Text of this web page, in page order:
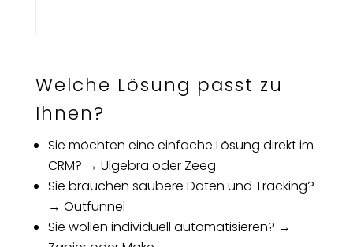
Welche Lösung passt zu
Ihnen?
Sie möchten eine einfache Lösung direkt im
CRM? → Ulgebra oder Zeeg
Sie brauchen saubere Daten und Tracking?
→ Outfunnel
Sie wollen individuell automatisieren? →